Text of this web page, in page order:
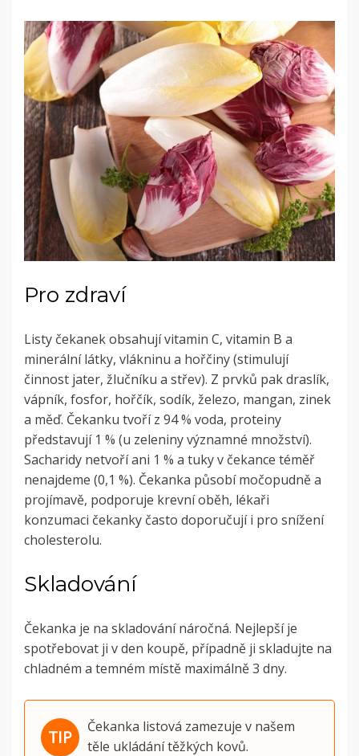
Pro zdraví
Listy čekanek obsahují vitamin C, vitamin B a
minerální látky, vlákninu a hořčiny (stimulují
činnost jater, žlučníku a střev). Z prvků pak draslík,
vápník, fosfor, hořčík, sodík, železo, mangan, zinek
a měď. Čekanku tvoří z 94 % voda, proteiny
představují 1 % (u zeleniny významné množství).
Sacharidy netvoří ani 1 % a tuky v čekance téměř
nenajdeme (0,1 %). Čekanka působí močopudně a
projímavě, podporuje krevní oběh, lékaři
konzumaci čekanky často doporučují i pro snížení
cholesterolu.
Skladování
Čekanka je na skladování náročná. Nejlepší je
spotřebovat ji v den koupě, případně ji skladujte na
chladném a temném místě maximálně 3 dny.
Čekanka listová zamezuje v našem
těle ukládání těžkých kovů.